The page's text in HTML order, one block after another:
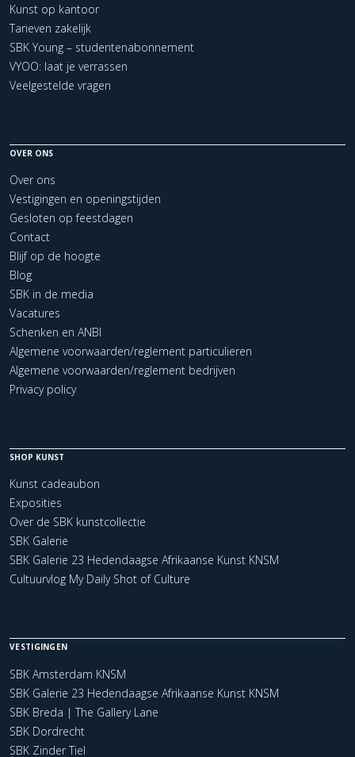
Kunst op kantoor
Tarieven zakelijk
SBK Young – studentenabonnement
VYOO: laat je verrassen
Veelgestelde vragen
OVER ONS
Over ons
Vestigingen en openingstijden
Gesloten op feestdagen
Contact
Blijf op de hoogte
Blog
SBK in de media
Vacatures
Schenken en ANBI
Algemene voorwaarden/reglement particulieren
Algemene voorwaarden/reglement bedrijven
Privacy policy
SHOP KUNST
Kunst cadeaubon
Exposities
Over de SBK kunstcollectie
SBK Galerie
SBK Galerie 23 Hedendaagse Afrikaanse Kunst KNSM
Cultuurvlog My Daily Shot of Culture
VESTIGINGEN
SBK Amsterdam KNSM
SBK Galerie 23 Hedendaagse Afrikaanse Kunst KNSM
SBK Breda | The Gallery Lane
SBK Dordrecht
SBK Zinder Tiel